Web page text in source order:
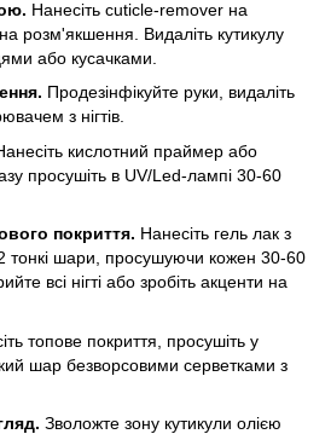
Нанесіть cuticle-remover на
розм'якшення. Видаліть кутикулу
або кусачками.
Продезінфікуйте руки, видаліть
з нігтів.
кислотний праймер або
просушіть в UV/Led-лампі 30-60
покриття. Нанесіть гель лак з
тонкі шари, просушуючи кожен 30-60
всі нігті або зробіть акценти на
топове покриття, просушіть у
шар безворсовими серветками з
Зволожте зону кутикули олією